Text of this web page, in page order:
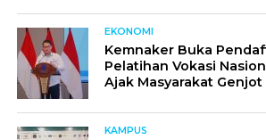
EKONOMI
Kemnaker Buka
Pelatihan Vokasi
Ajak Masyarakat
KAMPUS